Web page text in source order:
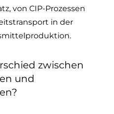
von CIP-Prozessen
in der
zwischen
und